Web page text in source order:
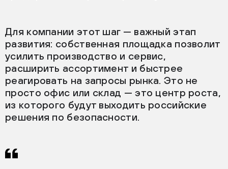
Для компании этот шаг — важный этап
развития: собственная площадка позволит
усилить производство и сервис,
расширить ассортимент и быстрее
реагировать на запросы рынка. Это не
просто офис или склад — это центр роста,
из которого будут выходить российские
решения по безопасности.